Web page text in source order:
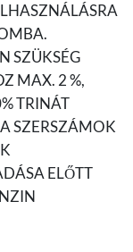
SZÜKSÉG
MAX. 2 %,
TRINÁT
SZERSZÁMOK
ELŐTT